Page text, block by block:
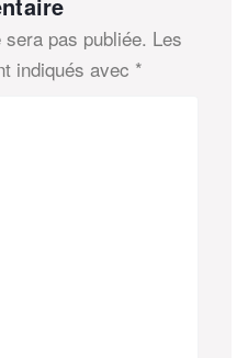
pas publiée. Les
indiqués avec *